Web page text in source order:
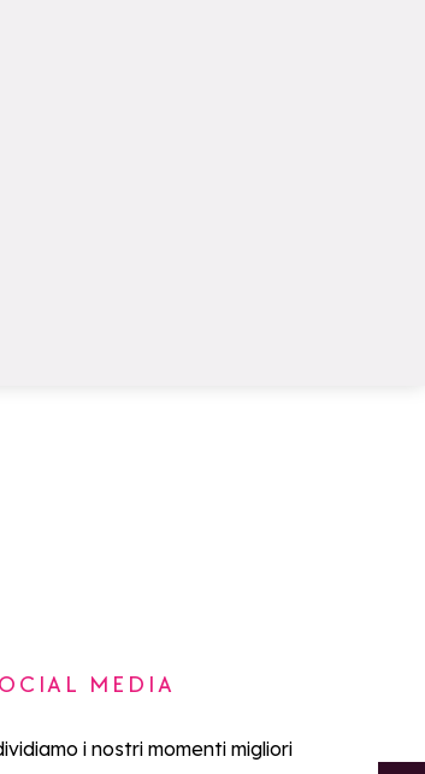
MEDIA
i nostri momenti migliori